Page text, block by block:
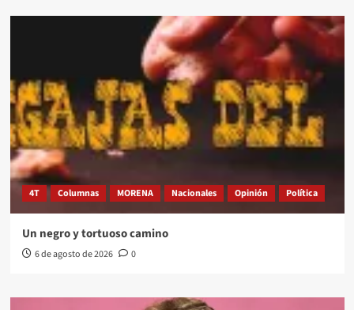
4T Columnas MORENA Nacionales Opinión Política
Un negro y tortuoso camino
6 de agosto de 2026 0